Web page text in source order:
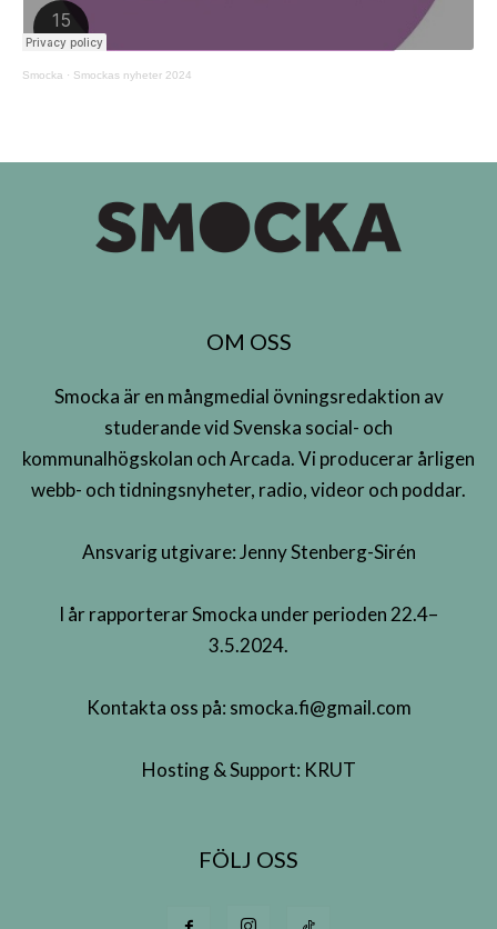
Smocka · Smockas nyheter 2024
OM OSS
Smocka är en mångmedial övningsredaktion av
studerande vid Svenska social- och
kommunalhögskolan och Arcada. Vi producerar årligen
webb- och tidningsnyheter, radio, videor och poddar.
Ansvarig utgivare: Jenny Stenberg-Sirén
I år rapporterar Smocka under perioden 22.4–
3.5.2024.
Kontakta oss på: smocka.fi@gmail.com
Hosting & Support: KRUT
FÖLJ OSS